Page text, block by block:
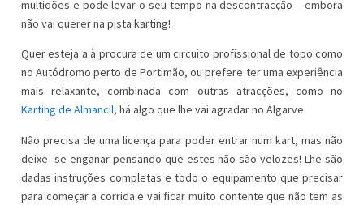
multidões e pode levar o seu tempo na descontracção – embora
não vai querer na pista karting!
Quer esteja a à procura de um circuito profissional de topo como
no Autódromo perto de Portimão, ou prefere ter uma experiência
mais relaxante, combinada com outras atracções, como no
Karting de Almancil, há algo que lhe vai agradar no Algarve.
Não precisa de uma licença para poder entrar num kart, mas não
deixe -se enganar pensando que estes não são velozes! Lhe são
dadas instruções completas e todo o equipamento que precisar
para começar a corrida e vai ficar muito contente que não tem as